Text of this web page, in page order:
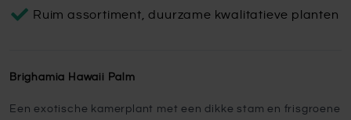
Ruim assortiment, duurzame kwalitatieve planten
Brighamia Hawaii Palm
Een exotische kamerplant met een dikke stam en frisgroene